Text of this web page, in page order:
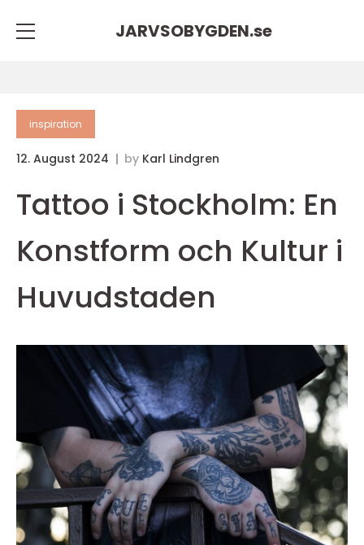
JARVSOBYGDEN.se
inspiration
12. August 2024 by Karl Lindgren
Tattoo i Stockholm: En
Konstform och Kultur i
Huvudstaden